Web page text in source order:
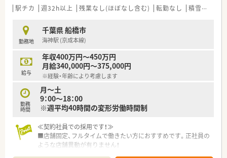
駅チカ 週32h以上 残業なし(ほぼなし含む) 転勤なし 積雪なし
勤務地
千葉県 船橋市
海神駅 (京成本線)
給与
年収400万円～450万円
月給340,000円～375,000円
※経験・年齢により考慮します
勤務
時間
月～土
9：00～18：00
※週平均40時間の変形労働時間制
≪契約社員での採用です！≫
■店舗固定、フルタイムで働きたい方におすすめです。正社員の
ような店舗異動が有りません！